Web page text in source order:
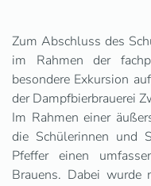
Zum Abschluss des
im Rahmen der
besondere Exkursion
der Dampfbierbrauerei
Im Rahmen einer
die Schülerinnen und
Pfeffer einen
Brauens. Dabei